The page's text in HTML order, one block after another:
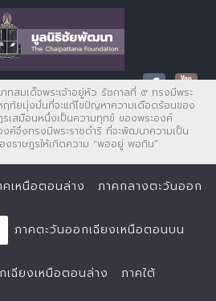
าทสมเด็จพระเจ้าอยู่หัว รัชกาลที่ ๙ ทรงมีพระ
ฤทัยมุ่งมั่นที่จะแก้ไขปัญหาความเดือดร้อนของ
รเสมือนหนึ่งเป็นความทุกข์ ของพระองค์
งค์จึงทรงมีพระราชดำริ ที่จะพัฒนาความเป็น
งราษฎรให้เกิดความ "พออยู่ พอกิน”
คเหนือตอนล่าง ภาคกลางตะวันออก
ภาคตะวันออกเฉียงเหนือตอนบน
เฉียงเหนือตอนล่าง ภาคใต้